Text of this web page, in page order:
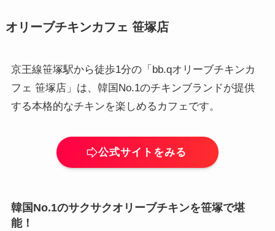
オリーブチキンカフェ 笹塚店
京王線笹塚駅から徒歩1分の「bb.qオリーブチキンカ
フェ 笹塚店」は、韓国No.1のチキンブランドが提供
する本格的なチキンを楽しめるカフェです。
公式サイトをみる
韓国No.1のサクサクオリーブチキンを笹塚で堪
能！